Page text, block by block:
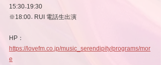
15:30₋19:30
※18:00₋ RUI 電話生出演
HP：
https://lovefm.co.jp/music_serendipity/programs/mor
e